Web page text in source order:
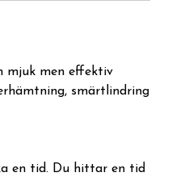
mjuk men effektiv
smärtlindring
en tid. Du hittar en tid